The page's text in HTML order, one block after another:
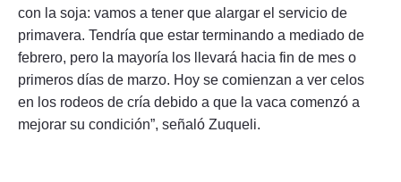
con la soja: vamos a tener que alargar el servicio de
primavera. Tendría que estar terminando a mediado de
febrero, pero la mayoría los llevará hacia fin de mes o
primeros días de marzo. Hoy se comienzan a ver celos
en los rodeos de cría debido a que la vaca comenzó a
mejorar su condición”, señaló Zuqueli.